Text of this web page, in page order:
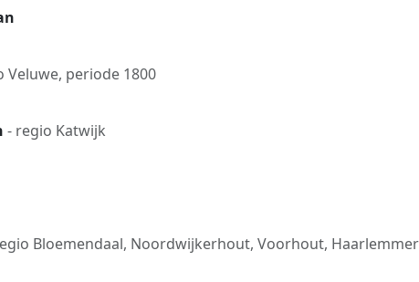
Veluwe, periode 1800
- regio Katwijk
Bloemendaal, Noordwijkerhout, Voorhout,